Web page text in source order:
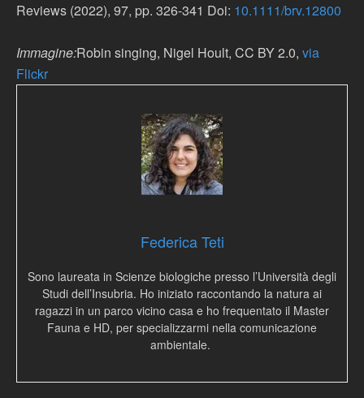
Reviews (2022), 97, pp. 326-341 Doi: 10.1111/brv.12800
Immagine:Robin singing, Nigel Hoult, CC BY 2.0, via
Flickr
Federica Teti
Sono laureata in Scienze biologiche presso l’Università degli
Studi dell’Insubria. Ho iniziato raccontando la natura ai
ragazzi in un parco vicino casa e ho frequentato il Master
Fauna e HD, per specializzarmi nella comunicazione
ambientale.